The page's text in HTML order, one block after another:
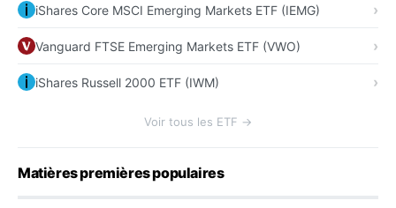
iShares Core MSCI Emerging Markets ETF (IEMG)
Vanguard FTSE Emerging Markets ETF (VWO)
iShares Russell 2000 ETF (IWM)
Voir tous les ETF →
Matières premières populaires